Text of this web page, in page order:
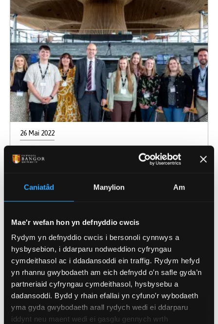
Caniatâd Manylion Am
Mae'r wefan hon yn defnyddio cwcis
Rydym yn defnyddio cwcis i bersonoli cynnwys a
hysbysebion, i ddarparu nodweddion cyfryngau
cymdeithasol ac i ddadansoddi ein traffig. Rydym hefyd
yn rhannu gwybodaeth am eich defnydd o’n safle gyda’n
partneriaid cyfryngau cymdeithasol, hysbysebu a
dadansoddi. Bydd y rhain efallai yn cyfuno’r wybodaeth
yma gyda gwybodaeth arall rydych wedi ei ddarparu
iddynt neu maent wedi ei gasglu gennych wrth
26 Mai 2022
Adnoddau Iechyd Meddwl a Lles i Fyfyrwyr
Trwy Gyfrwng y Gymraeg yn Lansio yn Y